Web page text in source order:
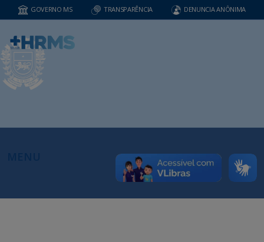
GOVERNO MS TRANSPARÊNCIA DENUNCIA ANÔNIMA